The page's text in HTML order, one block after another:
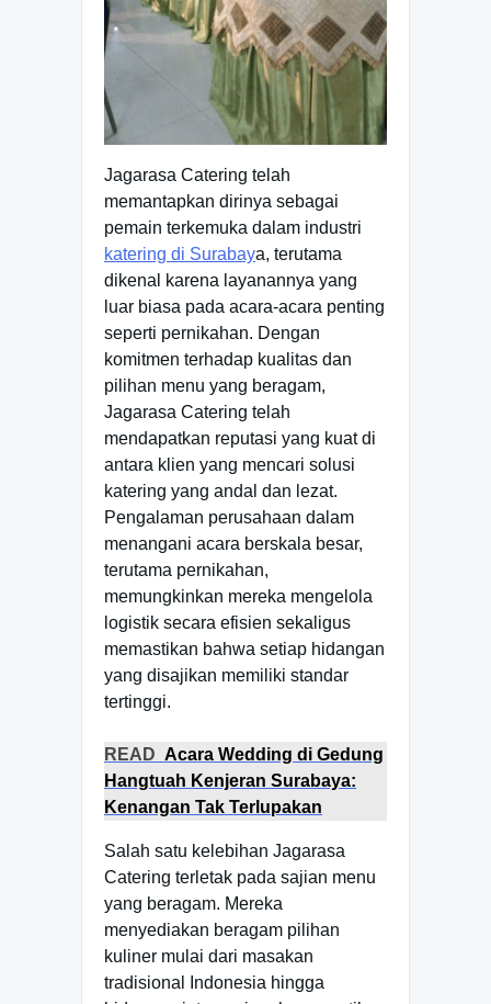
Jagarasa Catering telah
memantapkan dirinya sebagai
pemain terkemuka dalam industri
katering di Surabaya, terutama
dikenal karena layanannya yang
luar biasa pada acara-acara penting
seperti pernikahan. Dengan
komitmen terhadap kualitas dan
pilihan menu yang beragam,
Jagarasa Catering telah
mendapatkan reputasi yang kuat di
antara klien yang mencari solusi
katering yang andal dan lezat.
Pengalaman perusahaan dalam
menangani acara berskala besar,
terutama pernikahan,
memungkinkan mereka mengelola
logistik secara efisien sekaligus
memastikan bahwa setiap hidangan
yang disajikan memiliki standar
tertinggi.
READ Acara Wedding di Gedung
Hangtuah Kenjeran Surabaya:
Kenangan Tak Terlupakan
Salah satu kelebihan Jagarasa
Catering terletak pada sajian menu
yang beragam. Mereka
menyediakan beragam pilihan
kuliner mulai dari masakan
tradisional Indonesia hingga